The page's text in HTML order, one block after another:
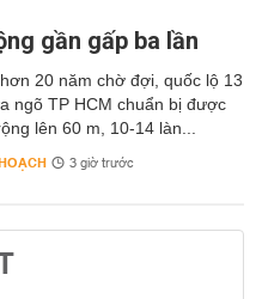
gần gấp ba lần
20 năm chờ đợi, quốc lộ 13
ngõ TP HCM chuẩn bị được
lên 60 m, 10-14 làn...
3 giờ trước